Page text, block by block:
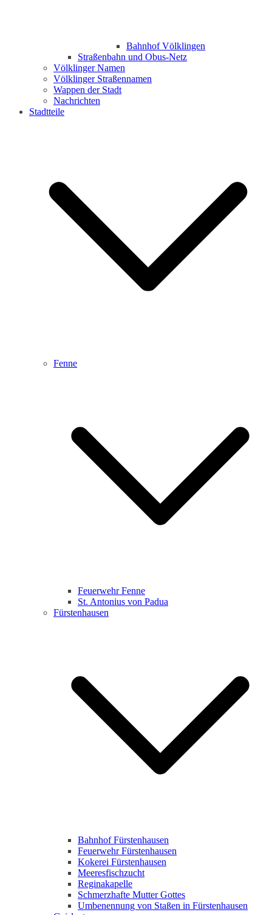
Bahnhof Völklingen
Straßenbahn und Obus-Netz
Völklinger Namen
Völklinger Straßennamen
Wappen der Stadt
Nachrichten
Stadtteile
Fenne
Feuerwehr Fenne
St. Antonius von Padua
Fürstenhausen
Bahnhof Fürstenhausen
Feuerwehr Fürstenhausen
Kokerei Fürstenhausen
Meeresfischzucht
Reginakapelle
Schmerzhafte Mutter Gottes
Umbenennung von Staßen in Fürstenhausen